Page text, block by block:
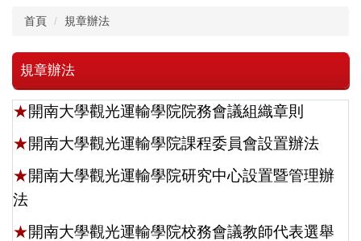
首頁 規章辦法
規章辦法
★開南大學觀光運輸學院院務會議組織章則
★開南大學觀光運輸學院課程委員會設置辦法
★開南大學觀光運輸學院研究中心設置暨管理辦
法
★開南大學觀光運輸學院校務會議教師代表選舉